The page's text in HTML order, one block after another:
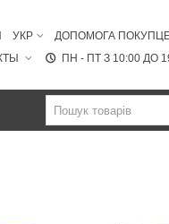
ДОПОМОГА
УКР
ПН - ПТ З 10:00 ДО